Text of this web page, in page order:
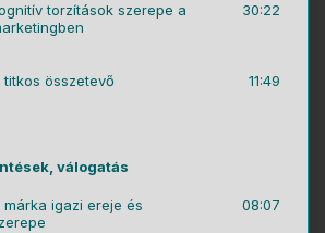
torzítások szerepe a
30:22
titkos összetevő 11:49
válogatás
márka igazi ereje és
08:07